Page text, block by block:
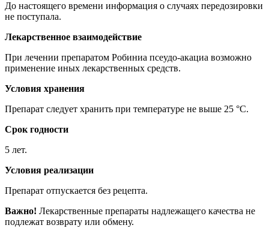
До настоящего времени информация о случаях передозировки
не поступала.
Лекарственное взаимодействие
При лечении препаратом Робиниа псеудо-акациа возможно
применение иных лекарственных средств.
Условия хранения
Препарат следует хранить при температуре не выше 25 °C.
Срок годности
5 лет.
Условия реализации
Препарат отпускается без рецепта.
Важно! Лекарственные препараты надлежащего качества не
подлежат возврату или обмену.